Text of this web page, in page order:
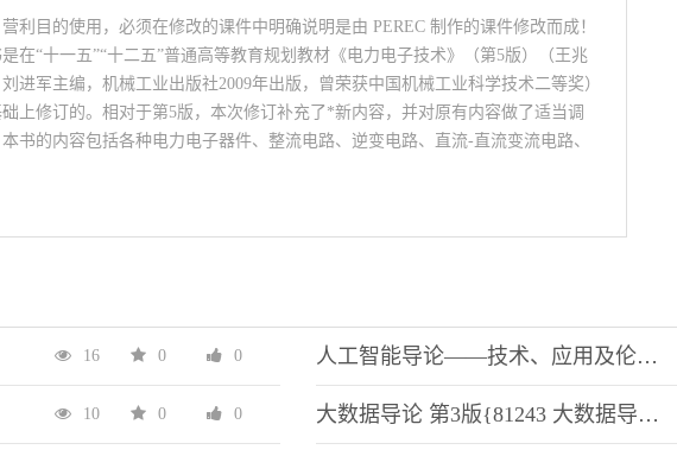
营利目的使用，必须在修改的课件中明确说明是由 PEREC 制作的课件修改而成！
在“十一五”“十二五”普通高等教育规划教材《电力电子技术》（第5版）（王兆
进军主编，机械工业出版社2009年出版，曾荣获中国机械工业科学技术二等奖）
础上修订的。相对于第5版，本次修订补充了*新内容，并对原有内容做了适当调
书的内容包括各种电力电子器件、整流电路、逆变电路、直流-直流变流电路、
电气类和自动化类等相关本科专业，也可供相近专业选用或供工程技术人员参考。
《电力电子技术》（第5版）作为教材的院校，可改用本书作为教材。 本书配有
到cmp_luyida@163.com联系编辑索取。
16 0 0 人工智能导论——技术、应用及伦理{81512 人工智能导论 课件+大纲+习题+教案等}
10 0 0 大数据导论 第3版{81243 大数据导论 课件+大纲+实验等}